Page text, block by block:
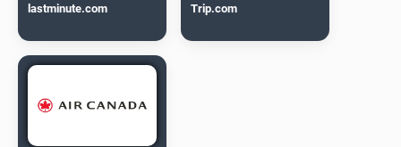
lastminute.com Trip.com